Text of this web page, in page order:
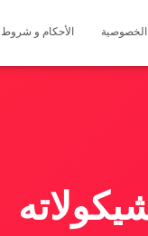
الأحكام و شروط